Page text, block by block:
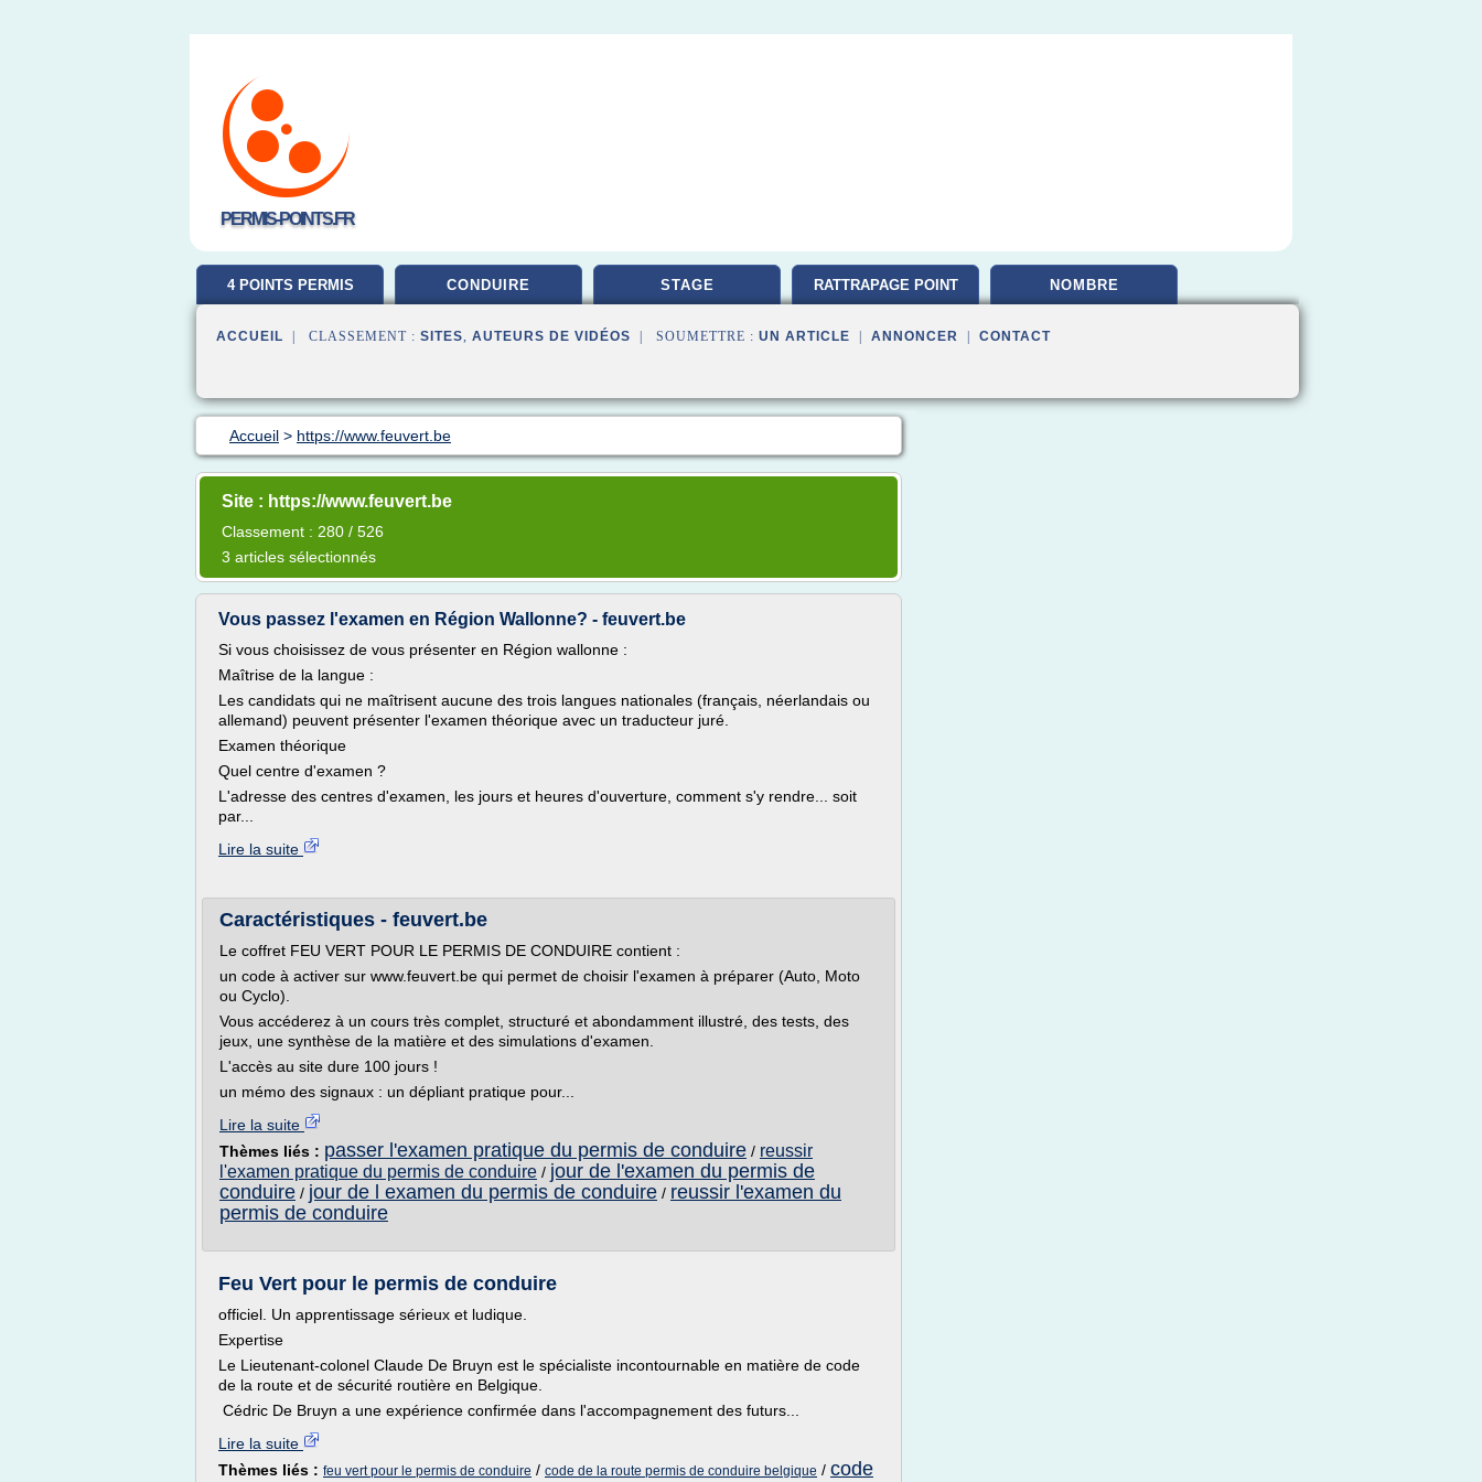
PERMIS-POINTS.FR
4 POINTS PERMIS CONDUIRE STAGE RATTRAPAGE POINT NOMBRE
ACCUEIL | CLASSEMENT : SITES, AUTEURS DE VIDÉOS | SOUMETTRE : UN ARTICLE ANNONCER CONTACT
Accueil > https://www.feuvert.be
Site : https://www.feuvert.be
Classement : 280 / 526
3 articles sélectionnés
Vous passez l'examen en Région Wallonne? - feuvert.be
Si vous choisissez de vous présenter en Région wallonne :
Maîtrise de la langue :
Les candidats qui ne maîtrisent aucune des trois langues nationales (français, néerlandais ou
allemand) peuvent présenter l'examen théorique avec un traducteur juré.
Examen théorique
Quel centre d'examen ?
L'adresse des centres d'examen, les jours et heures d'ouverture, comment s'y rendre... soit
par...
Lire la suite
Caractéristiques - feuvert.be
Le coffret FEU VERT POUR LE PERMIS DE CONDUIRE contient :
un code à activer sur www.feuvert.be qui permet de choisir l'examen à préparer (Auto, Moto
ou Cyclo).
Vous accéderez à un cours très complet, structuré et abondamment illustré, des tests, des
jeux, une synthèse de la matière et des simulations d'examen.
L'accès au site dure 100 jours !
un mémo des signaux : un dépliant pratique pour...
Lire la suite
Thèmes liés : passer l'examen pratique du permis de conduire / reussir
l'examen pratique du permis de conduire / jour de l'examen du permis de
conduire / jour de l examen du permis de conduire / reussir l'examen du
permis de conduire
Feu Vert pour le permis de conduire
officiel. Un apprentissage sérieux et ludique.
Expertise
Le Lieutenant-colonel Claude De Bruyn est le spécialiste incontournable en matière de code
de la route et de sécurité routière en Belgique.
Cédric De Bruyn a une expérience confirmée dans l'accompagnement des futurs...
Lire la suite
Thèmes liés : feu vert pour le permis de conduire / code de la route permis de conduire belgique / code